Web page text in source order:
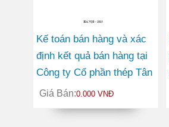
Kế toán bán hàng và xác
định kết quả bán hàng tại
Công ty Cổ phần thép Tân
Hoàng Minh
Giá Bán:0.000 VNĐ